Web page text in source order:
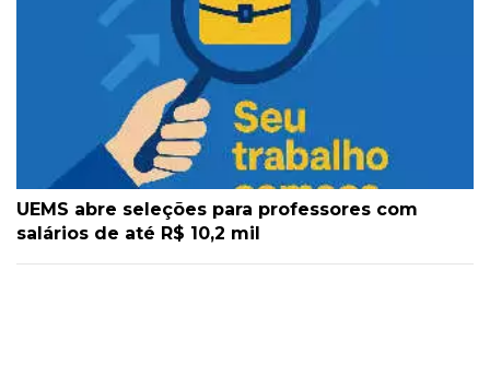
UEMS abre seleções para professores com
salários de até R$ 10,2 mil